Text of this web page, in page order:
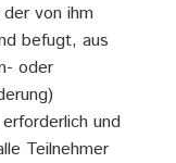
von ihm
befugt, aus
oder
und
Teilnehmer